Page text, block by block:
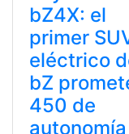
bZ4X: el
primer
eléctrico
bZ
450 de